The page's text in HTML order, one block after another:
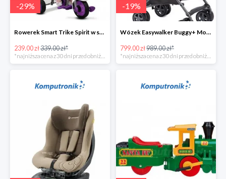
-29%
Rowerek Smart Trike Spirit w super cenie
239.00 zł339.00 zł*
*najniższa cena z 30 dni przed obniżką
-19%
Wózek Easywalker Buggy+ Monaco Apero w super cenie
799.00 zł989.00 zł*
*najniższa cena z 30 dni przed obniżką